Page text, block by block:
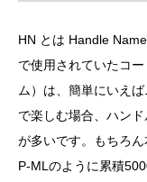
HN とは Handle
で使用されていたコ
ム）は、簡単にいえ
で楽しむ場合、ハン
が多いです。もちろ
P-MLのように累積